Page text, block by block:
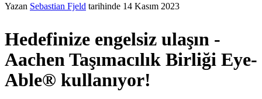
Yazan Sebastian Fjeld tarihinde 14 Kasım 2023
Hedefinize engelsiz ulaşın -
Aachen Taşımacılık Birliği Eye-
Able® kullanıyor!